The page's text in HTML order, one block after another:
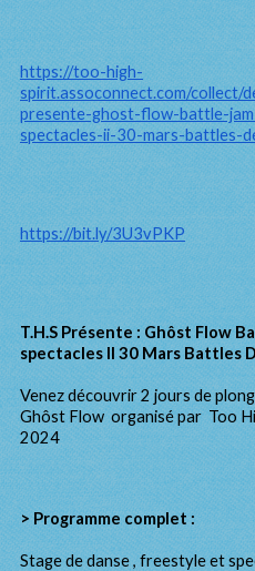
https://too-high-
spirit.assoconnect.com/
presente-ghost-flow-battle-
spectacles-ii-30-mars-battles-
https://bit.ly/3U3vPKP
T.H.S Présente : Ghôst Flow
spectacles II 30 Mars Battles
Venez découvrir 2 jours de
Ghôst Flow organisé par Too
2024
> Programme complet :
Stage de danse , freestyle et